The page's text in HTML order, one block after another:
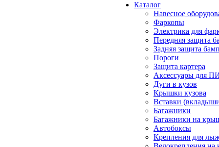
Каталог
Навесное
Фаркопы
Электрика для
Передняя защита
Задняя защита
Пороги
Защита картера
Аксессуары для
Дуги в кузов
Крышки кузова
Вставки
Багажники
Багажники на
Автобоксы
Крепления для